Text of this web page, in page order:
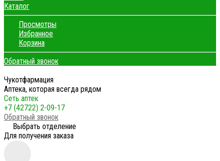
Каталог
Просмотры
Избранное
Корзина
Обратный звонок
Чукотфармация
Аптека, которая всегда рядом
Сеть аптек
+7 (42722) 2-09-17
Обратный звонок
Выбрать отделение
Для получения заказа